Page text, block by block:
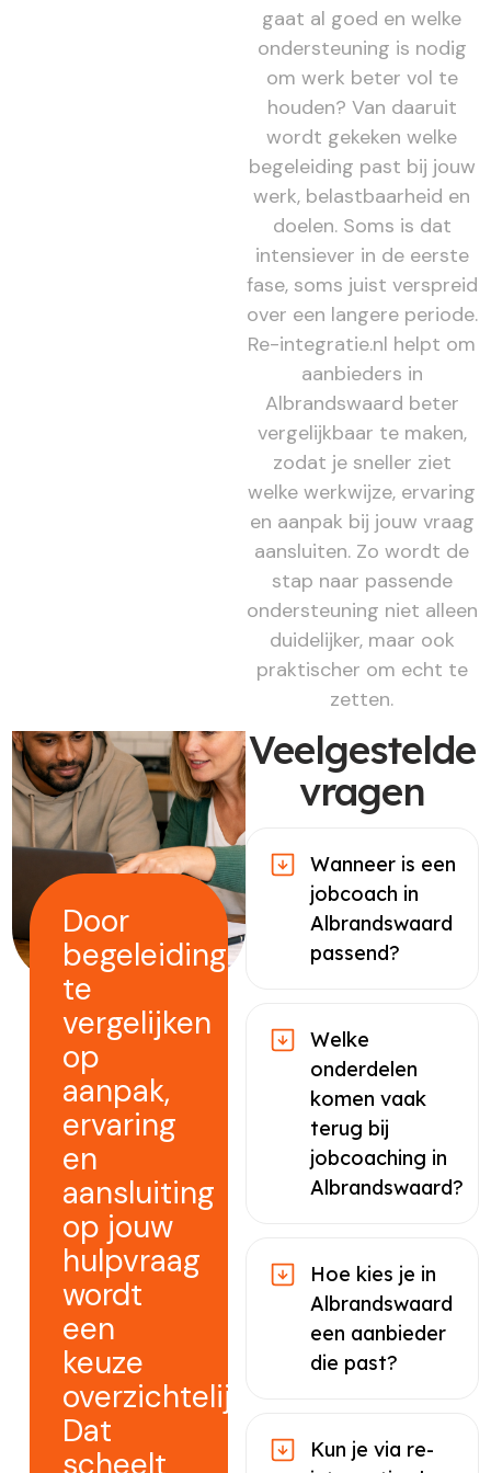
gaat al goed en welke
ondersteuning is nodig
om werk beter vol te
houden? Van daaruit
wordt gekeken welke
begeleiding past bij jouw
werk, belastbaarheid en
doelen. Soms is dat
intensiever in de eerste
fase, soms juist verspreid
over een langere periode.
Re-integratie.nl helpt om
aanbieders in
Albrandswaard beter
vergelijkbaar te maken,
zodat je sneller ziet
welke werkwijze, ervaring
en aanpak bij jouw vraag
aansluiten. Zo wordt de
stap naar passende
ondersteuning niet alleen
duidelijker, maar ook
praktischer om echt te
zetten.
Door
begeleiding
te
vergelijken
op
aanpak,
ervaring
en
aansluiting
op jouw
hulpvraag
wordt
een
keuze
overzichtelijker.
Dat
scheelt
Veelgestelde
vragen
Wanneer is een
jobcoach in
Albrandswaard
passend?
Welke
onderdelen
komen vaak
terug bij
jobcoaching in
Albrandswaard?
Hoe kies je in
Albrandswaard
een aanbieder
die past?
Kun je via re-